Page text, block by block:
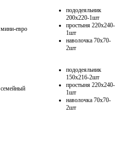
мини-евро
пододеяльник
200х220-1шт
простыня 220х240-
1шт
наволочка 70х70-
2шт
семейный
пододеяльник
150х216-2шт
простыня 220х240-
1шт
наволочка 70х70-
2шт